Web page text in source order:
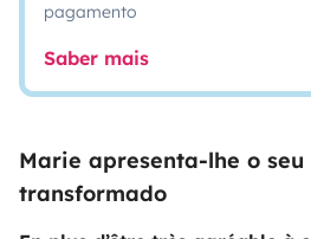
pagamento
Saber mais
Marie apresenta-lhe o
transformado